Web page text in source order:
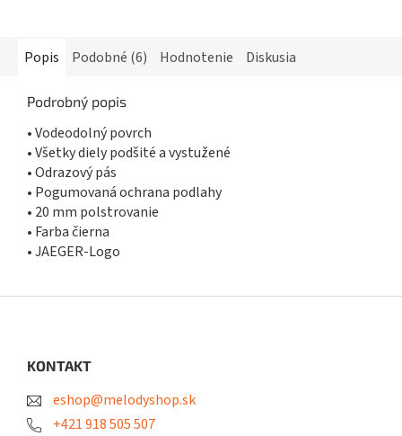
Popis Podobné (6) Hodnotenie Diskusia
Podrobný popis
• Vodeodolný povrch
• Všetky diely podšité a vystužené
• Odrazový pás
• Pogumovaná ochrana podlahy
• 20 mm polstrovanie
• Farba čierna
• JAEGER-Logo
KONTAKT
eshop@melodyshop.sk
+421 918 505 507